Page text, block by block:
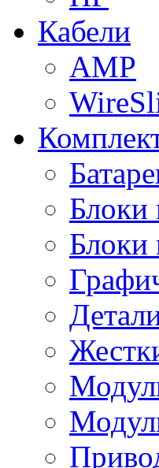
Кабели
AMP
Блоки
Блоки